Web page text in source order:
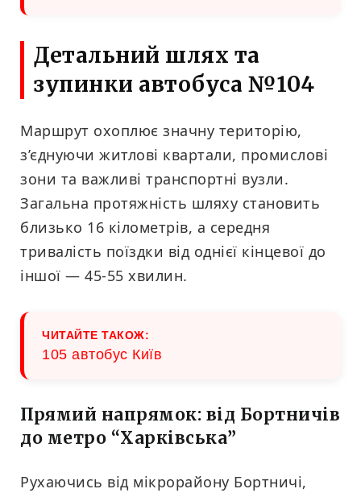
Детальний шлях та
зупинки автобуса №104
Маршрут охоплює значну територію,
з’єднуючи житлові квартали, промислові
зони та важливі транспортні вузли.
Загальна протяжність шляху становить
близько 16 кілометрів, а середня
тривалість поїздки від однієї кінцевої до
іншої — 45-55 хвилин.
ЧИТАЙТЕ ТАКОЖ:
105 автобус Київ
Прямий напрямок: від Бортничів
до метро “Харківська”
Рухаючись від мікрорайону Бортничі,